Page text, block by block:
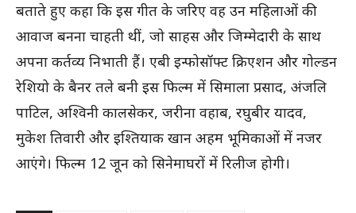
बताते हुए कहा कि इस गीत के जरिए वह उन महिलाओं की
आवाज बनना चाहती थीं, जो साहस और जिम्मेदारी के साथ
अपना कर्तव्य निभाती हैं। एबी इन्फोसॉफ्ट क्रिएशन और गोल्डन
रेशियो के बैनर तले बनी इस फिल्म में सिमाला प्रसाद, अंजलि
पाटिल, अश्विनी कालसेकर, जरीना वहाब, रघुबीर यादव,
मुकेश तिवारी और इश्तियाक खान अहम भूमिकाओं में नजर
आएंगे। फिल्म 12 जून को सिनेमाघरों में रिलीज होगी।